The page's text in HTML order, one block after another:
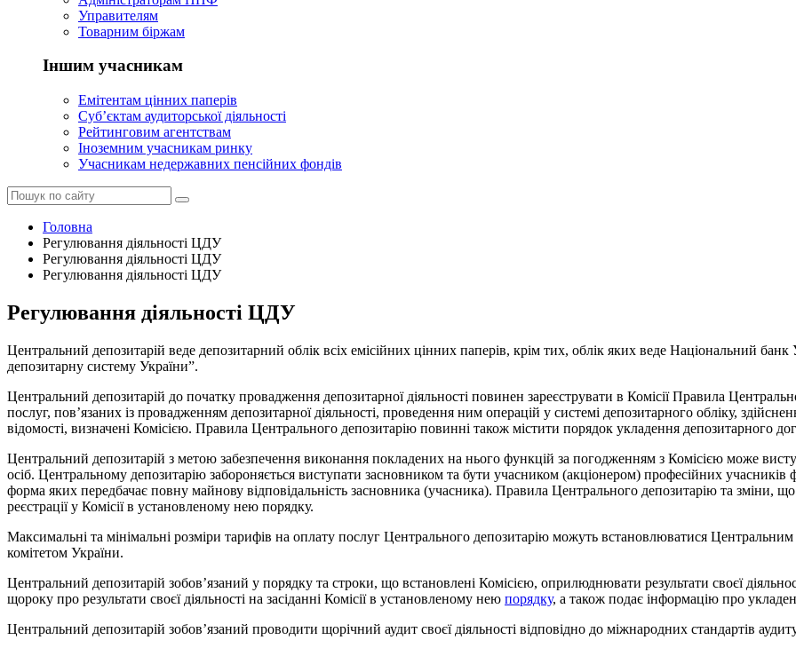
Управителям
Товарним біржам
Іншим учасникам
Емітентам цінних паперів
Суб’єктам аудиторської діяльності
Рейтинговим агентствам
Іноземним учасникам ринку
Учасникам недержавних пенсійних фондів
Головна
Регулювання діяльності ЦДУ
Регулювання діяльності ЦДУ
Регулювання діяльності ЦДУ
Регулювання діяльності ЦДУ
Центральний депозитарій веде депозитарний облік всіх емісійних цінних паперів, крім тих, облік яких веде Національний
депозитарну систему України”.
Центральний депозитарій до початку провадження депозитарної діяльності повинен зареєструвати в Комісії Правила
послуг, пов’язаних із провадженням депозитарної діяльності, проведення ним операцій у системі депозитарного обліку,
відомості, визначені Комісією. Правила Центрального депозитарію повинні також містити порядок укладення депозитарного
Центральний депозитарій з метою забезпечення виконання покладених на нього функцій за погодженням з Комісією може
осіб. Центральному депозитарію забороняється виступати засновником та бути учасником (акціонером) професійних
форма яких передбачає повну майнову відповідальність засновника (учасника). Правила Центрального депозитарію та зміни,
реєстрації у Комісії в установленому нею порядку.
Максимальні та мінімальні розміри тарифів на оплату послуг Центрального депозитарію можуть встановлюватися
комітетом України.
Центральний депозитарій зобов’язаний у порядку та строки, що встановлені Комісією, оприлюднювати результати своєї
щороку про результати своєї діяльності на засіданні Комісії в установленому нею порядку, а також подає інформацію про
Центральний депозитарій зобов’язаний проводити щорічний аудит своєї діяльності відповідно до міжнародних стандартів